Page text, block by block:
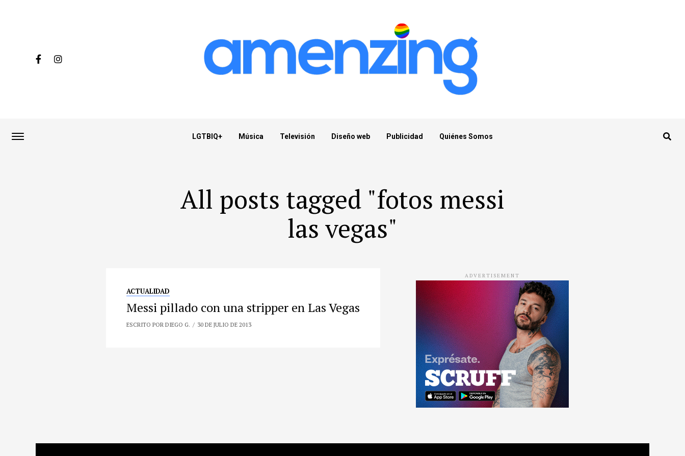
LGTBIQ+ Música Televisión Diseño web Publicidad Quiénes Somos
All posts tagged "fotos messi
las vegas"
ACTUALIDAD
Messi pillado con una stripper en Las Vegas
ESCRITO POR DIEGO G. 30 DE JULIO DE 2013
ADVERTISEMENT